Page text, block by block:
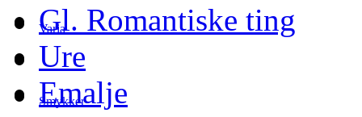
Varia
Smykker
Gl. Romantiske ting
Ure
Emalje